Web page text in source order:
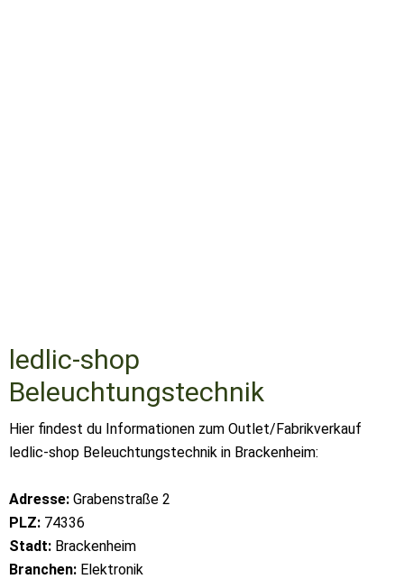
ledlic-shop
Beleuchtungstechnik
Hier findest du Informationen zum Outlet/Fabrikverkauf
ledlic-shop Beleuchtungstechnik in Brackenheim:
Adresse: Grabenstraße 2
PLZ: 74336
Stadt: Brackenheim
Branchen: Elektronik